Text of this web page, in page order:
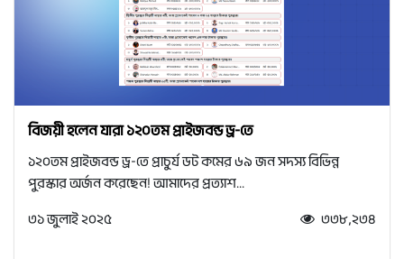
বিজয়ী হলেন যারা ১২০তম প্রাইজবন্ড ড্র-তে
১২০তম প্রাইজবন্ড ড্র-তে প্রাচুর্য ডট কমের ৬৯ জন সদস্য বিভিন্ন
পুরস্কার অর্জন করেছেন! আমাদের প্রত্যাশ...
৩১ জুলাই ২০২৫
৩৩৮,২৩৪